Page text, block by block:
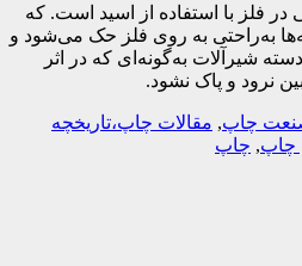
فلز با استفاده از اسید است. که
به‌راحتی به روی فلز حک می‌شود و
شیرآلات به‌گونه‌ای که در اثر
نرود و پاک نشود.
چاپ, مقالات چاپ،تاریخچه
چاپ, چاپ